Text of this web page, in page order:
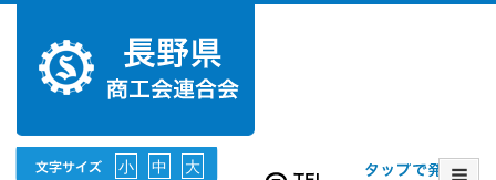
小 中 大